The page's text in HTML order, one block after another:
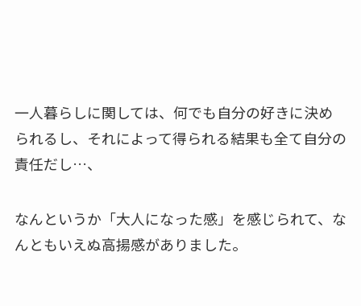
一人暮らしに関しては、何でも自分の好きに決め
られるし、それによって得られる結果も全て自分の
責任だし…、
なんというか「大人になった感」を感じられて、な
んともいえぬ高揚感がありました。